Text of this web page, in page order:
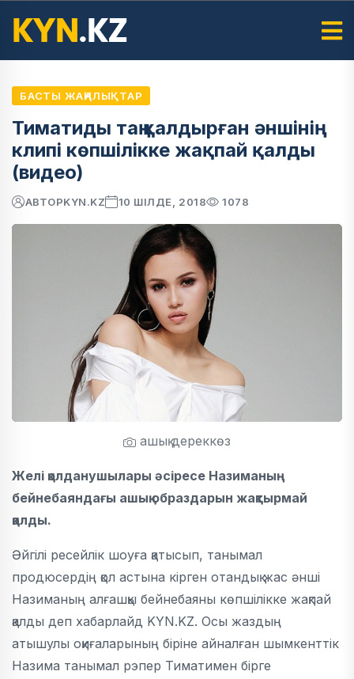
БАСТЫ ЖАҢАЛЫҚТАР
Тиматиды таң қалдырған әншінің
клипі көпшілікке жақпай қалды
(видео)
АВТОРKYN.KZ 10 ШІЛДЕ, 2018 1078
ашық дереккөз
Желі қолданушылары әсіресе Назиманың
бейнебаяндағы ашық образдарын жақтырмай
қалды.
Әйгілі ресейлік шоуға қатысып, танымал
продюсердің қол астына кірген отандық жас әнші
Назиманың алғашқы бейнебаяны көпшілікке жақпай
қалды деп хабарлайд KYN.KZ. Осы жаздың
атышулы оқиғаларының біріне айналған шымкенттік
Назима танымал рэпер Тиматимен бірге